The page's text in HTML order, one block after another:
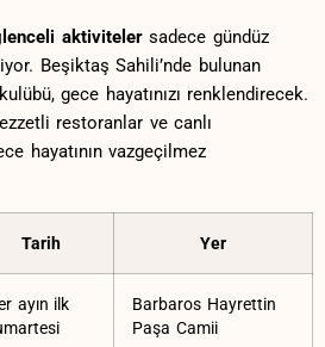
aktiviteler‍sadece gündüz
Beşiktaş Sahili’nde bulunan
⁢gece hayatınızı renklendirecek.
restoranlar ve canlı‍
hayatının vazgeçilmez
Tarih Yer
ayın​ ilk
Barbaros Hayrettin
Paşa Camii